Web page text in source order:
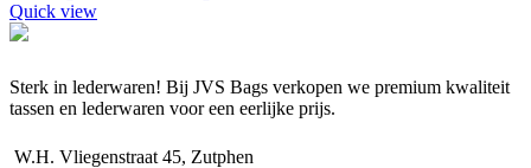
Quick view
Sterk in lederwaren! Bij JVS Bags verkopen we premium kwaliteit
tassen en lederwaren voor een eerlijke prijs.
W.H. Vliegenstraat 45, Zutphen